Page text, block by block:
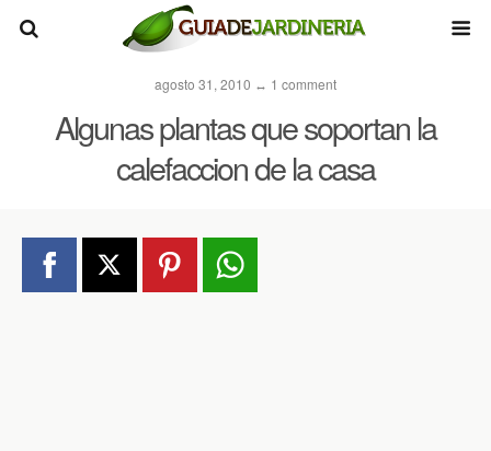
agosto 31, 2010 ↔ 1 comment
Algunas plantas que soportan la
calefaccion de la casa